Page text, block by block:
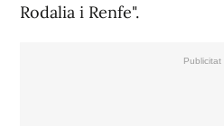
Rodalia i Renfe".